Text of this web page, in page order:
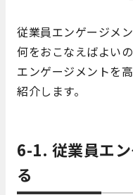
従業員エンゲージメ
何をおこなえばよい
エンゲージメントを
紹介します。
6-1. 従業員エ
る